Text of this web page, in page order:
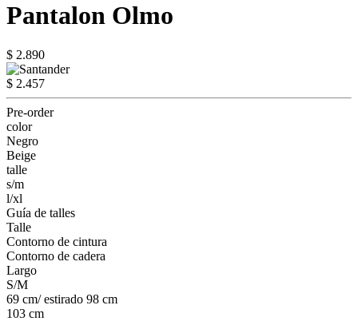
Pantalon Olmo
$ 2.890
$ 2.457
Pre-order
color
Negro
Beige
talle
s/m
l/xl
Guía de talles
Talle
Contorno de cintura
Contorno de cadera
Largo
S/M
69 cm/ estirado 98 cm
103 cm